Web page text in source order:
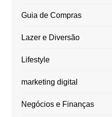
Guia de Compras
Lazer e Diversão
Lifestyle
marketing digital
Negócios e Finanças